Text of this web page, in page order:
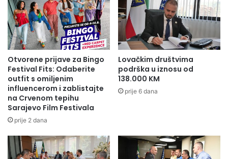
Otvorene prijave za Bingo
Festival Fits: Odaberite
outfit s omiljenim
influencerom i zablistajte
na Crvenom tepihu
Sarajevo Film Festivala
prije 2 dana
Lovačkim društvima
podrška u iznosu od
138.000 KM
prije 6 dana